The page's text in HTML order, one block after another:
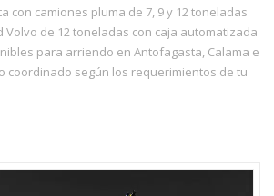
con camiones pluma de 7, 9 y 12 toneladas
de 12 toneladas con caja automatizada
para arriendo en Antofagasta, Calama e
coordinado según los requerimientos de tu